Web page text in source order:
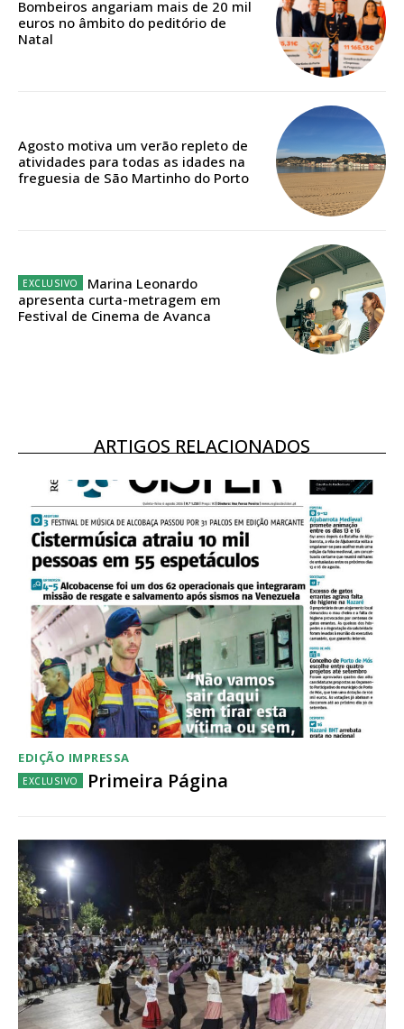
Edição em papel entregue à Quinta-feira em sua
Ofertas para assinatura anual
ASSINATURA
DIGITAL ANUAL
Acesso aos conteúdos Exclusivos para
assinantes
Ofertas para assinatura anual
Escolha o plano
Bombeiros angariam mais de 20 mil
euros no âmbito do peditório de
Natal
Agosto motiva um verão repleto de
atividades para todas as idades na
freguesia de São Martinho do Porto
Marina Leonardo
apresenta curta-metragem em
Festival de Cinema de Avanca
ARTIGOS RELACIONADOS
EDIÇÃO IMPRESSA
Primeira Página